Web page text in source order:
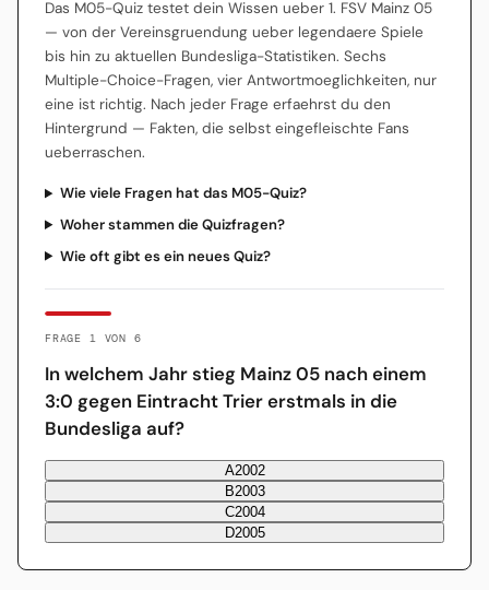
Das M05-Quiz testet dein Wissen ueber 1. FSV Mainz 05
— von der Vereinsgruendung ueber legendaere Spiele
bis hin zu aktuellen Bundesliga-Statistiken. Sechs
Multiple-Choice-Fragen, vier Antwortmoeglichkeiten, nur
eine ist richtig. Nach jeder Frage erfaehrst du den
Hintergrund — Fakten, die selbst eingefleischte Fans
ueberraschen.
Wie viele Fragen hat das M05-Quiz?
Woher stammen die Quizfragen?
Wie oft gibt es ein neues Quiz?
FRAGE 1 VON 6
In welchem Jahr stieg Mainz 05 nach einem
3:0 gegen Eintracht Trier erstmals in die
Bundesliga auf?
A2002
B2003
C2004
D2005